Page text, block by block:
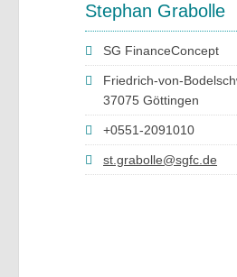
Stephan Grabolle
SG FinanceConcept
Friedrich-von-
37075 Göttingen
+0551-2091010
st.grabolle@sgfc.de